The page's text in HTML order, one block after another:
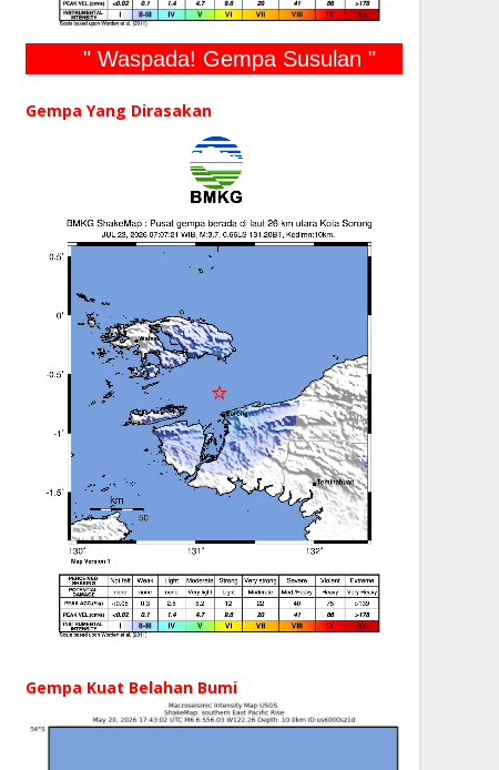
" Waspada! Gempa Susulan "
Gempa Yang Dirasakan
Gempa Kuat Belahan Bumi